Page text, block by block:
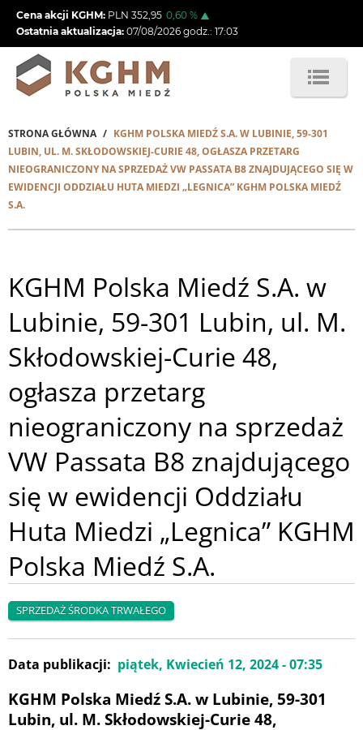
Przejdź
treści
Cena akcji KGHM: PLN 352,95 0,60 %
Ostatnia aktualizacja: 07/08/2026 godz.: 17:03
Ścieżka
nawigacyjna
STRONA GŁÓWNA
KGHM POLSKA MIEDŹ S.A. W LUBINIE, 59-301
LUBIN, UL. M. SKŁODOWSKIEJ-CURIE 48, OGŁASZA PRZETARG
NIEOGRANICZONY NA SPRZEDAŻ VW PASSATA B8 ZNAJDUJĄCEGO SIĘ W
EWIDENCJI ODDZIAŁU HUTA MIEDZI „LEGNICA” KGHM POLSKA MIEDŹ
S.A.
KGHM Polska Miedź S.A. w
Lubinie, 59-301 Lubin, ul. M.
Skłodowskiej-Curie 48,
ogłasza przetarg
nieograniczony na sprzedaż
VW Passata B8 znajdującego
się w ewidencji Oddziału
Huta Miedzi „Legnica” KGHM
Polska Miedź S.A.
SPRZEDAŻ ŚRODKA TRWAŁEGO
Data publikacji piątek, Kwiecień 12, 2024 - 07:35
KGHM Polska Miedź S.A. w Lubinie, 59-301
Lubin, ul. M. Skłodowskiej-Curie 48,